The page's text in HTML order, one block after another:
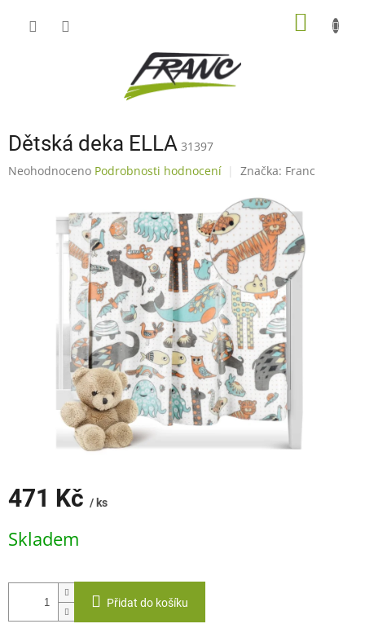
Dětská deka ELLA 31397
Průměrné
Neohodnoceno Podrobnosti hodnocení Značka: Franc
471 Kč / ks
cena:
Skladem
Přidat do košíku